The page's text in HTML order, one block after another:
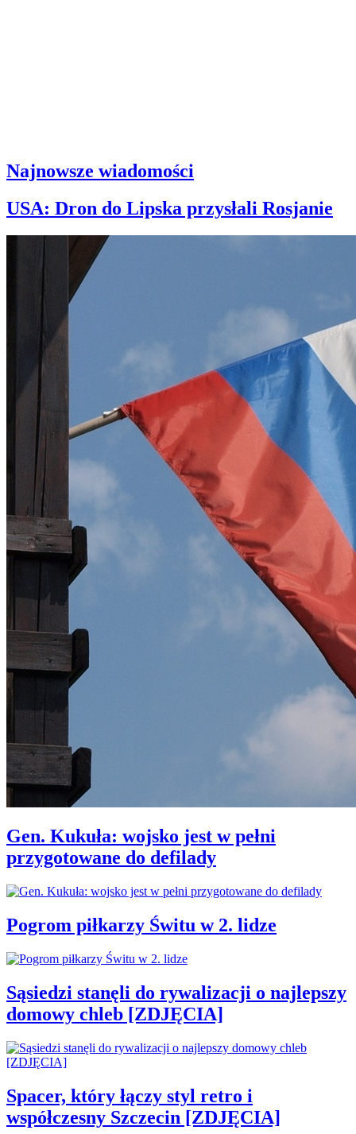
Najnowsze wiadomości
USA: Dron do Lipska przysłali Rosjanie
Gen. Kukuła: wojsko jest w pełni
przygotowane do defilady
Pogrom piłkarzy Świtu w 2. lidze
Sąsiedzi stanęli do rywalizacji o najlepszy
domowy chleb [ZDJĘCIA]
Spacer, który łączy styl retro i
współczesny Szczecin [ZDJĘCIA]